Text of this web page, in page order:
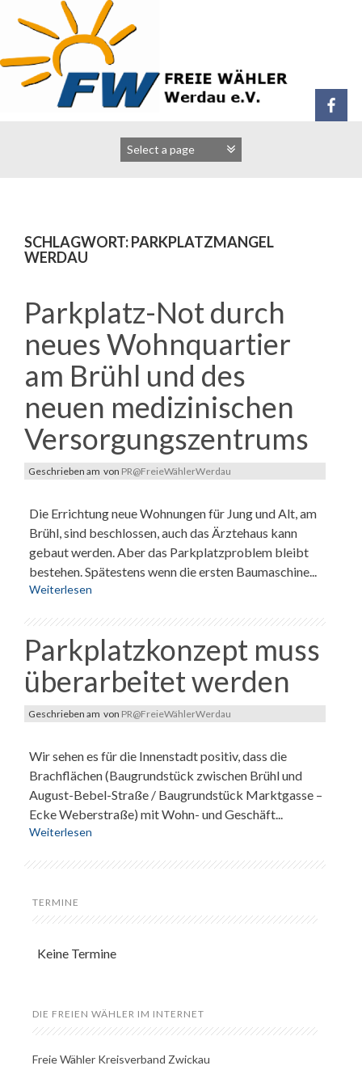
Inhalt
springen
SCHLAGWORT:PARKPLATZMANGEL
WERDAU
Parkplatz-Not durch
neues Wohnquartier
am Brühl und des
neuen medizinischen
Versorgungszentrums
Geschrieben am von PR@FreieWählerWerdau
Die Errichtung neue Wohnungen für Jung und Alt, am
Brühl, sind beschlossen, auch das Ärztehaus kann
gebaut werden. Aber das Parkplatzproblem bleibt
bestehen. Spätestens wenn die ersten Baumaschine...
Weiterlesen
Parkplatzkonzept muss
überarbeitet werden
Geschrieben am von PR@FreieWählerWerdau
Wir sehen es für die Innenstadt positiv, dass die
Brachflächen (Baugrundstück zwischen Brühl und
August-Bebel-Straße / Baugrundstück Marktgasse –
Ecke Weberstraße) mit Wohn- und Geschäft...
Weiterlesen
TERMINE
Keine Termine
DIE FREIEN WÄHLER IM INTERNET
Freie Wähler Kreisverband Zwickau